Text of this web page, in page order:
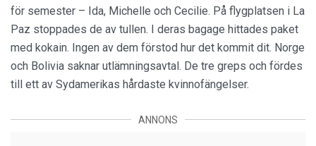
för semester – Ida, Michelle och Cecilie. På flygplatsen i La
Paz stoppades de av tullen. I deras bagage hittades paket
med kokain. Ingen av dem förstod hur det kommit dit. Norge
och Bolivia saknar utlämningsavtal. De tre greps och fördes
till ett av Sydamerikas hårdaste kvinnofängelser.
ANNONS